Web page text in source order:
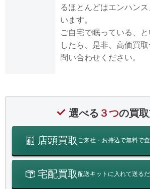
るほとんどはエンハン
います。
ご自宅で眠っている、
したら、是非、高価買
問い合わせください。
選べる ３つの買
店頭買取 ご来社・お持込で無料で
宅配買取配送キットに入れて送る